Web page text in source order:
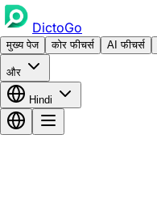
DictoGo
मुख्य पेज कोर फीचर्स AI फीचर्स
और
Hindi